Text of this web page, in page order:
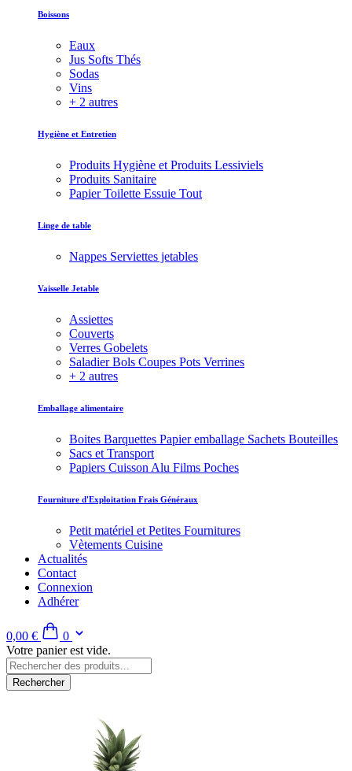
Boissons
Eaux
Jus Softs Thés
Sodas
Vins
+ 2 autres
Hygiène et Entretien
Produits Hygiène et Produits Lessiviels
Produits Sanitaire
Papier Toilette Essuie Tout
Linge de table
Nappes Serviettes jetables
Vaisselle Jetable
Assiettes
Couverts
Verres Gobelets
Saladier Bols Coupes Pots Verrines
+ 2 autres
Emballage alimentaire
Boites Barquettes Papier emballage Sachets Bouteilles
Sacs et Transport
Papiers Cuisson Alu Films Poches
Fourniture d'Exploitation Frais Généraux
Petit matériel et Petites Fournitures
Vètements Cuisine
Actualités
Contact
Connexion
Adhérer
0,00 €
0
Votre panier est vide.
Rechercher